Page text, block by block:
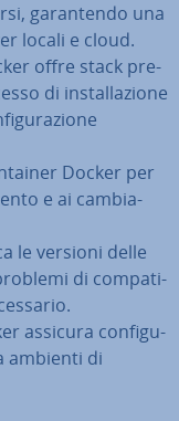
ga­ran­ten­do una
locali e cloud.
offre stack pre­
di in­stal­la­zio­ne
Docker per
e ai cam­bia­
le versioni delle
di com­pa­ti­
assicura con­fi­gu­
ambienti di